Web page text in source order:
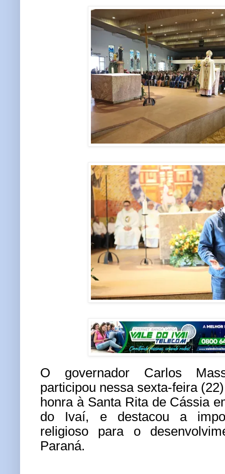
O governador Carlos
participou nessa sexta-feira
honra à Santa Rita de Cássia
do Ivaí, e destacou a
religioso para o
Paraná.